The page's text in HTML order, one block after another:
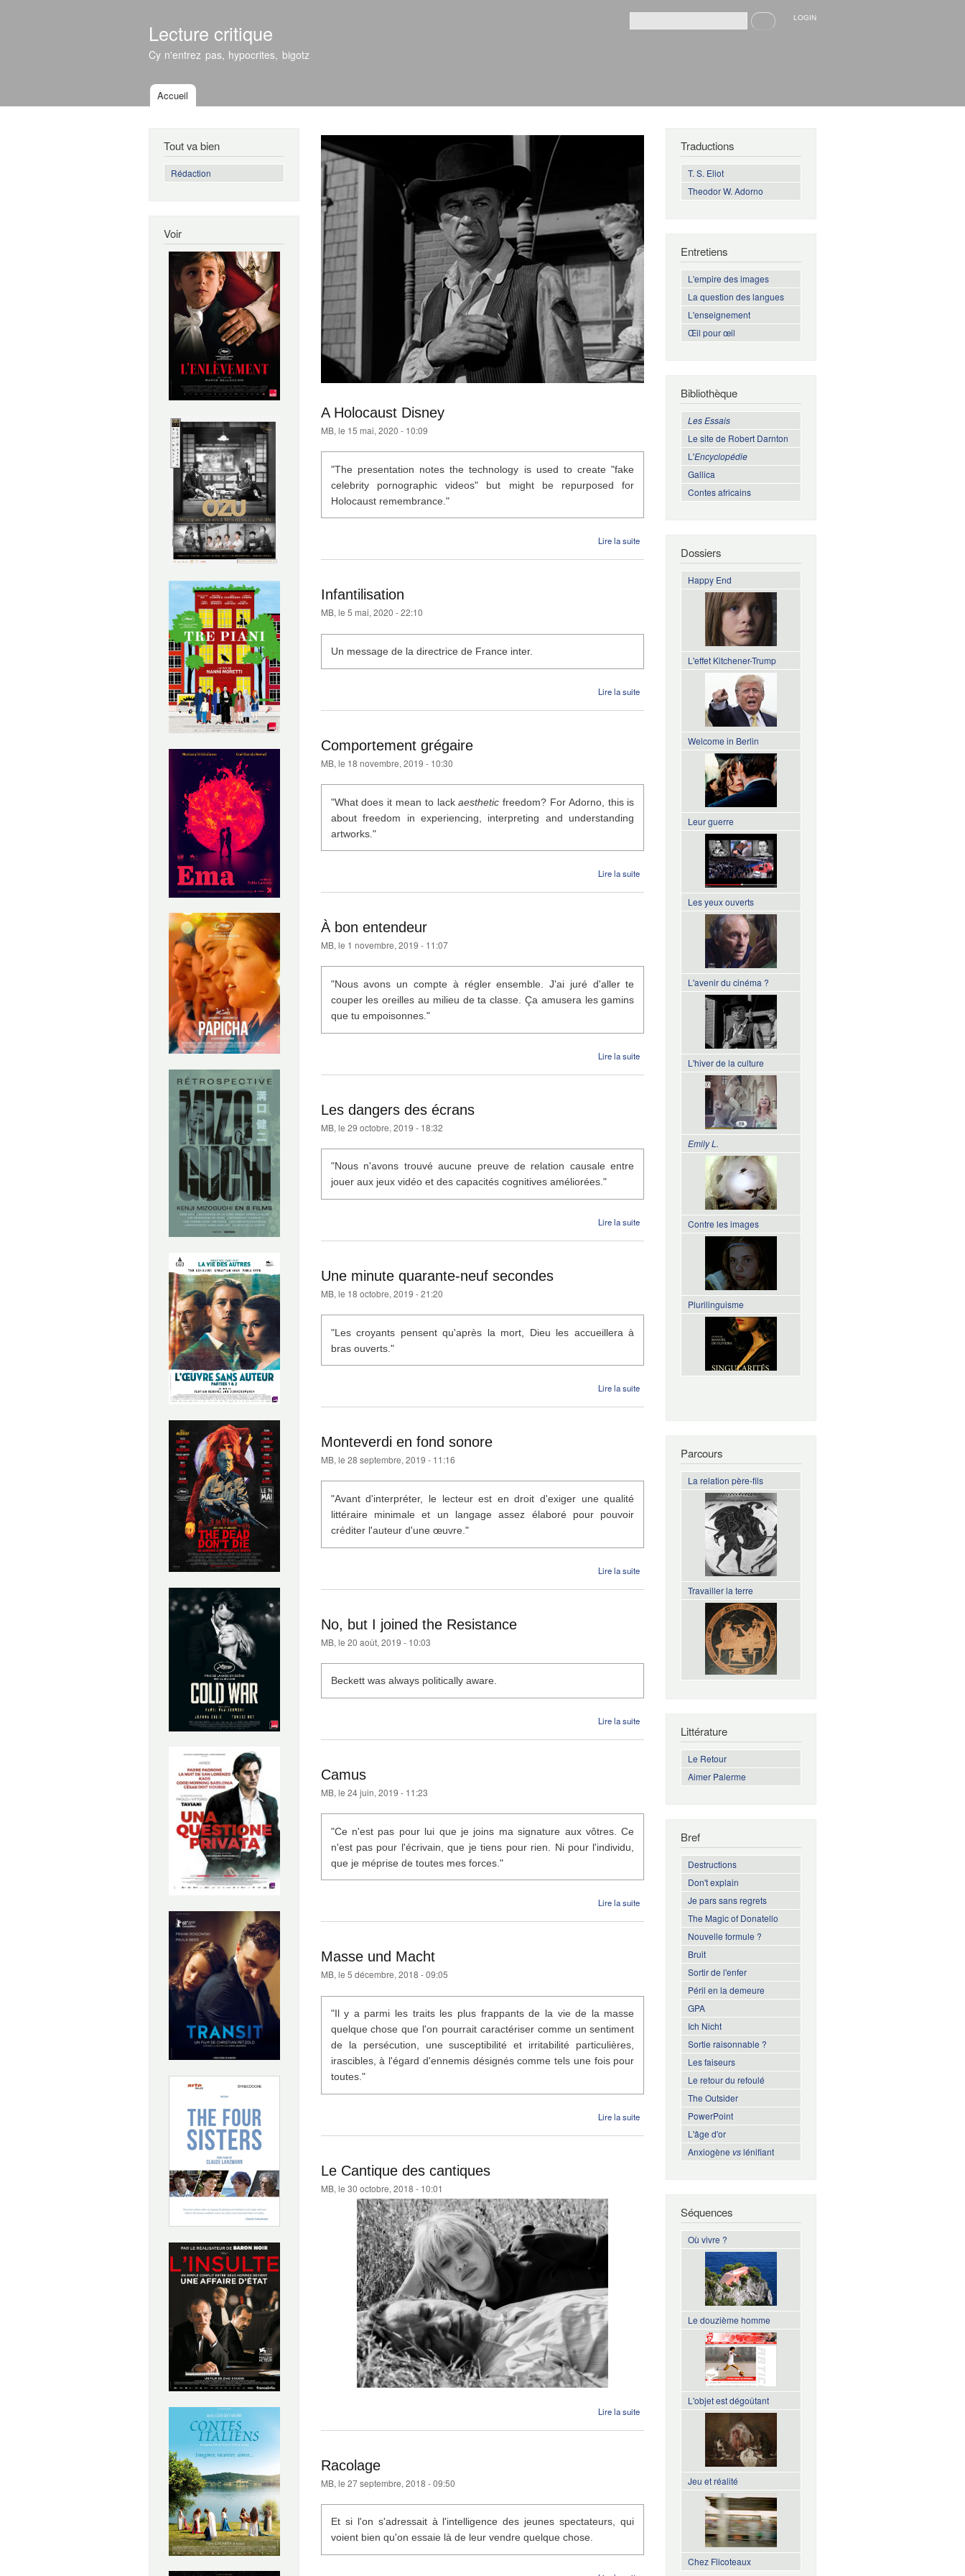
Lecture critique
Cy n'entrez pas, hypocrites, bigotz
Formulaire de recherche
Recherche LOGIN
Menu principal
Accueil
Tout va bien
Rédaction
Voir
A Holocaust Disney
MB, le 15 mai, 2020 - 10:09
"The presentation notes the technology is used to create "fake
celebrity pornographic videos" but might be repurposed for
Holocaust remembrance."
Lire la suite
Infantilisation
MB, le 5 mai, 2020 - 22:10
Un message de la directrice de France inter.
Lire la suite
Comportement grégaire
MB, le 18 novembre, 2019 - 10:30
"What does it mean to lackaesthetic freedom? For Adorno, this is
about freedom in experiencing, interpreting and understanding
artworks."
Lire la suite
grégaire
À bon entendeur
MB, le 1 novembre, 2019 - 11:07
"Nous avons un compte à régler ensemble. J'ai juré d'aller te
couper les oreilles au milieu de ta classe. Ça amusera les gamins
que tu empoisonnes."
Lire la suite
Les dangers des écrans
MB, le 29 octobre, 2019 - 18:32
"Nous n'avons trouvé aucune preuve de relation causale entre
jouer aux jeux vidéo et des capacités cognitives améliorées."
Lire la suite
Une minute quarante-neuf secondes
MB, le 18 octobre, 2019 - 21:20
"Les croyants pensent qu'après la mort, Dieu les accueillera à
bras ouverts."
Lire la suite
quarante-
Monteverdi en fond sonore
MB, le 28 septembre, 2019 - 11:16
"Avant d'interpréter, le lecteur est en droit d'exiger une qualité
littéraire minimale et un langage assez élaboré pour pouvoir
créditer l'auteur d'une œuvre."
Lire la suite
No, but I joined the Resistance
MB, le 20 août, 2019 - 10:03
Beckett was always politically aware.
Lire la suite
Resistance
Camus
MB, le 24 juin, 2019 - 11:23
"Ce n'est pas pour lui que je joins ma signature aux vôtres. Ce
n'est pas pour l'écrivain, que je tiens pour rien. Ni pour l'individu,
que je méprise de toutes mes forces."
Lire la suite
Masse und Macht
MB, le 5 décembre, 2018 - 09:05
"Il y a parmi les traits les plus frappants de la vie de la masse
quelque chose que l'on pourrait caractériser comme un sentiment
de la persécution, une susceptibilité et irritabilité particulières,
irascibles, à l'égard d'ennemis désignés comme tels une fois pour
toutes."
Lire la suite
Le Cantique des cantiques
MB, le 30 octobre, 2018 - 10:01
Lire la suite
Racolage
MB, le 27 septembre, 2018 - 09:50
Et si l'on s'adressait à l'intelligence des jeunes spectateurs, qui
voient bien qu'on essaie là de leur vendre quelque chose.
Traductions
T. S. Eliot
Theodor W. Adorno
Entretiens
L'empire des images
La question des langues
L'enseignement
Œil pour œil
Bibliothèque
Les Essais
Le site de Robert Darnton
L'Encyclopédie
Gallica
Contes africains
Dossiers
Happy End
L'effet Kitchener-Trump
Welcome in Berlin
Leur guerre
Les yeux ouverts
L'avenir du cinéma ?
L'hiver de la culture
Emily L.
Contre les images
Plurilinguisme
Parcours
La relation père-fils
Travailler la terre
Littérature
Le Retour
Aimer Palerme
Bref
Destructions
Don't explain
Je pars sans regrets
The Magic of Donatello
Nouvelle formule ?
Bruit
Sortir de l'enfer
Péril en la demeure
GPA
Ich Nicht
Sortie raisonnable ?
Les faiseurs
Le retour du refoulé
The Outsider
PowerPoint
L'âge d'or
Anxiogène vslénifiant
Séquences
Où vivre ?
Le douzième homme
L'objet est dégoûtant
Jeu et réalité
Chez Flicoteaux